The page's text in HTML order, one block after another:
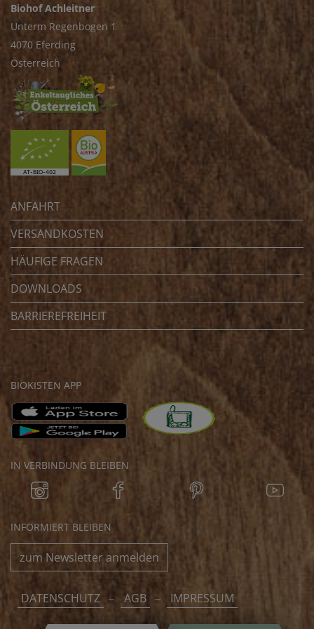
Biohof Achleitner
Unterm Regenbogen 1
4070 Eferding
Österreich
ANFAHRT
VERSANDKOSTEN
HÄUFIGE FRAGEN
DOWNLOADS
BARRIEREFREIHEIT
BIOKISTEN APP
IN VERBINDUNG BLEIBEN
INFORMIERT BLEIBEN
zum Newsletter anmelden
DATENSCHUTZ AGB IMPRESSUM